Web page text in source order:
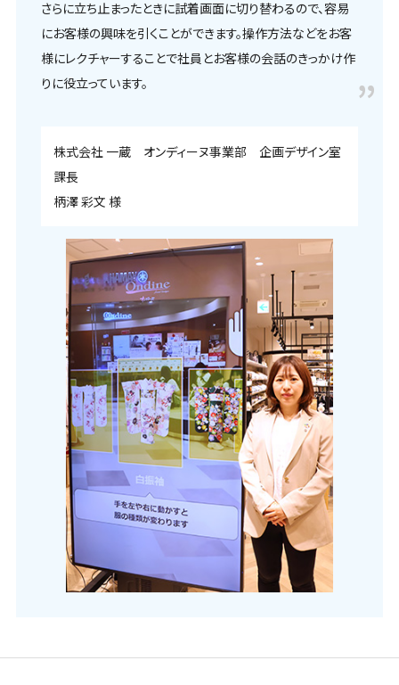
さらに立ち止まったときに試着画面に切り替わるので、容易
にお客様の興味を引くことができます。操作方法などをお客
様にレクチャーすることで社員とお客様の会話のきっかけ作
りに役立っています。
株式会社 一蔵 オンディーヌ事業部 企画デザイン室
課長
柄澤 彩文 様